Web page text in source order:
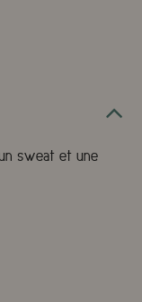
sweat et une